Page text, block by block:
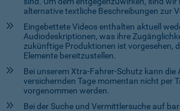
alternative textliche Beschreibungen zur
Eingebettete Videos enthalten aktuell
Audiodeskriptionen, was ihre
zukünftige Produktionen ist vorgesehen,
Elemente bereitzustellen.
Bei unserem Xtra-Fahrer-Schutz kann die
versichernden Tage momentan nicht per
vorgenommen werden.
Bei der Suche und Vermittlersuche auf